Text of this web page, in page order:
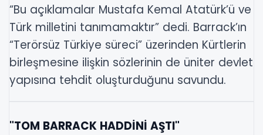
“Bu açıklamalar Mustafa Kemal Atatürk’ü ve
Türk milletini tanımamaktır” dedi. Barrack’ın
“Terörsüz Türkiye süreci” üzerinden Kürtlerin
birleşmesine ilişkin sözlerinin de üniter devlet
yapısına tehdit oluşturduğunu savundu.
"TOM BARRACK HADDİNİ AŞTI"